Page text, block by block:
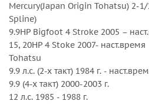
Mercury(Japan Origin Tohatsu) 2-
Spline)
9.9HP Bigfoot 4 Stroke 2005 –
15, 20HP 4 Stoke 2007- наст.время
Tohatsu
9.9 л.с. (2-х такт) 1984 г. -
9.9 (4-х такт) 2000-2003 г.
12 л.с. 1985 - 1988 г.